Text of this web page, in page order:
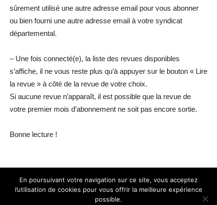
sûrement utilisé une autre adresse email pour vous abonner
ou bien fourni une autre adresse email à votre syndicat
départemental.
– Une fois connecté(e), la liste des revues disponibles
s’affiche, il ne vous reste plus qu’à appuyer sur le bouton « Lire
la revue » à côté de la revue de votre choix.
Si aucune revue n’apparaît, il est possible que la revue de
votre premier mois d’abonnement ne soit pas encore sortie.
Bonne lecture !
Nous contacter
Conditions générales de vente
Politique de confidentialité
En poursuivant votre navigation sur ce site, vous acceptez
l’utilisation de cookies pour vous offrir la meilleure expérience
possible.